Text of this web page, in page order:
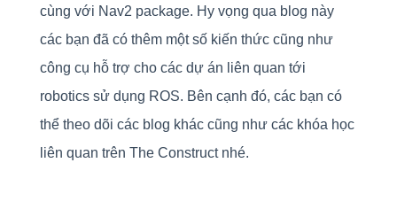
cùng với Nav2 package. Hy vọng qua blog này
các bạn đã có thêm một số kiến thức cũng như
công cụ hỗ trợ cho các dự án liên quan tới
robotics sử dụng ROS. Bên cạnh đó, các bạn có
thể theo dõi các blog khác cũng như các khóa học
liên quan trên The Construct nhé.